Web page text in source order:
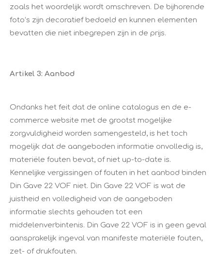
zoals het woordelijk wordt omschreven. De bijhorende
foto’s zijn decoratief bedoeld en kunnen elementen
bevatten die niet inbegrepen zijn in de prijs.
Artikel 3: Aanbod
Ondanks het feit dat de online catalogus en de e-
commerce website met de grootst mogelijke
zorgvuldigheid worden samengesteld, is het toch
mogelijk dat de aangeboden informatie onvolledig is,
materiële fouten bevat, of niet up-to-date is.
Kennelijke vergissingen of fouten in het aanbod binden
Din Gave 22 VOF niet. Din Gave 22 VOF is wat de
juistheid en volledigheid van de aangeboden
informatie slechts gehouden tot een
middelenverbintenis. Din Gave 22 VOF is in geen geval
aansprakelijk ingeval van manifeste materiële fouten,
zet- of drukfouten.